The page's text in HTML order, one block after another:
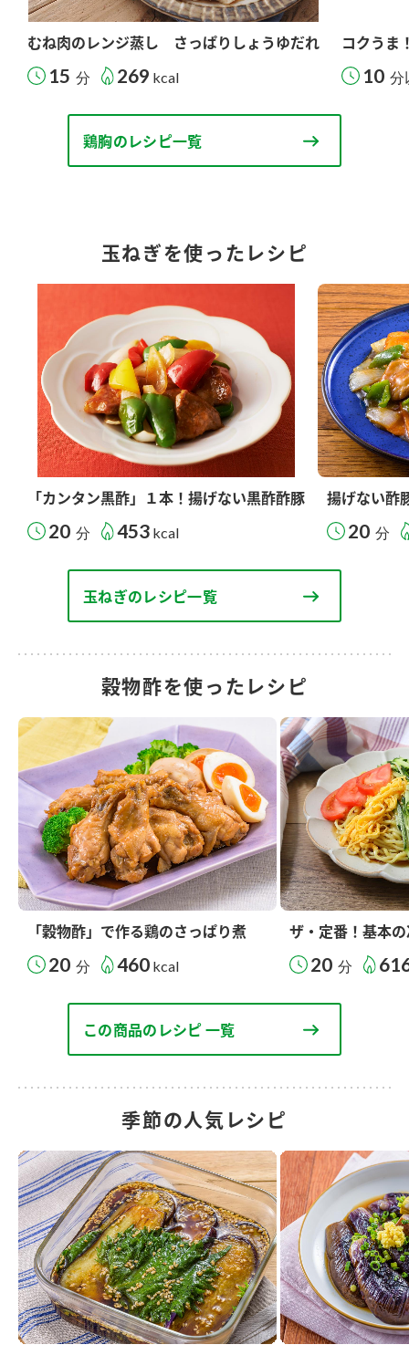
むね肉のレンジ蒸し さっぱりしょうゆだれ
15 分 269 kcal
コクうま
10 分
鶏胸のレシピ一覧
玉ねぎを使ったレシピ
「カンタン黒酢」１本！揚げない黒酢酢豚
20 分 453 kcal
揚げない酢
20 分
玉ねぎのレシピ一覧
穀物酢を使ったレシピ
「穀物酢」で作る鶏のさっぱり煮
20 分 460 kcal
ザ・定番！基本
20 分
この商品のレシピ 一覧
季節の人気レシピ